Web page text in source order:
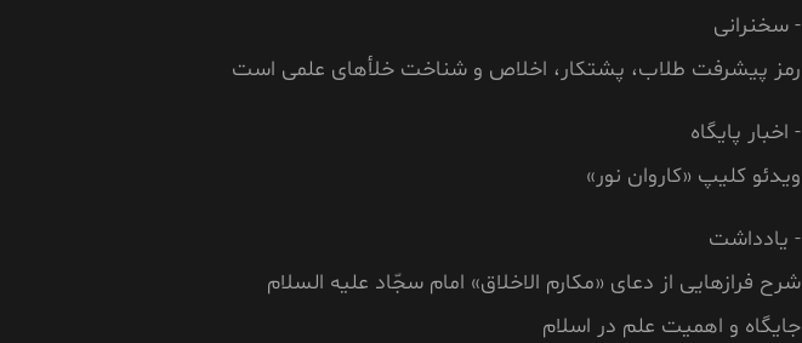
- سخنرانی
رمز پیشرفت طلاب، پشتکار، اخلاص و شناخت خلأهای علمی است
- اخبار پایگاه
ویدئو کلیپ «کاروان نور»
- یادداشت
شرح فرازهایی از دعای «مکارم الاخلاق» امام سجّاد علیه السلام
جایگاه و اهمیت علم در اسلام